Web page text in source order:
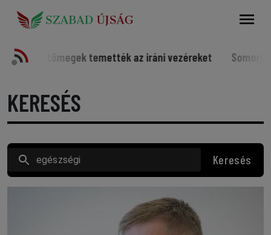
temették az iráni vezéreket Somorjai sportolók a világ
KERESÉS
Keresés